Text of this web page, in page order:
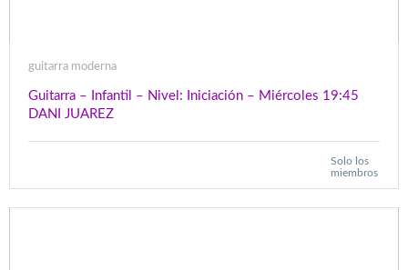
guitarra moderna
Guitarra – Infantil – Nivel: Iniciación – Miércoles 19:45
DANI JUAREZ
Solo los
miembros